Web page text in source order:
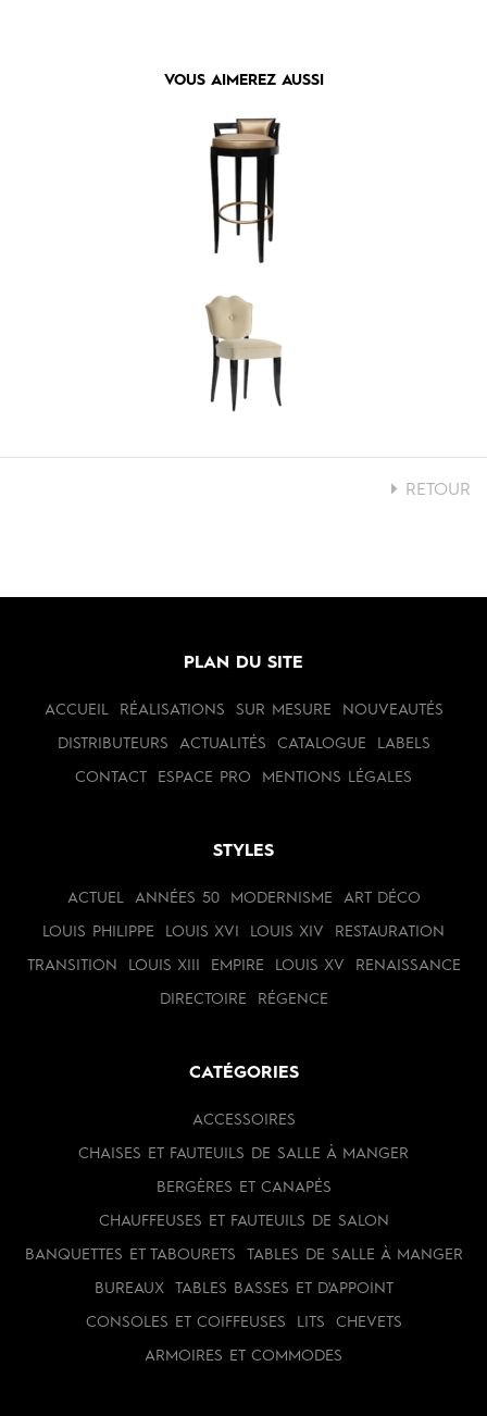
VOUS AIMEREZ AUSSI
RETOUR
PLAN DU SITE
ACCUEIL RÉALISATIONS SUR MESURE NOUVEAUTÉS
DISTRIBUTEURS ACTUALITÉS CATALOGUE LABELS
CONTACT ESPACE PRO MENTIONS LÉGALES
STYLES
ACTUEL ANNÉES 50 MODERNISME ART DÉCO
LOUIS PHILIPPE LOUIS XVI LOUIS XIV RESTAURATION
TRANSITION LOUIS XIII EMPIRE LOUIS XV RENAISSANCE
DIRECTOIRE RÉGENCE
CATÉGORIES
ACCESSOIRES
CHAISES ET FAUTEUILS DE SALLE À MANGER
BERGÈRES ET CANAPÉS
CHAUFFEUSES ET FAUTEUILS DE SALON
BANQUETTES ET TABOURETS TABLES DE SALLE À MANGER
BUREAUX TABLES BASSES ET D'APPOINT
CONSOLES ET COIFFEUSES LITS CHEVETS
ARMOIRES ET COMMODES